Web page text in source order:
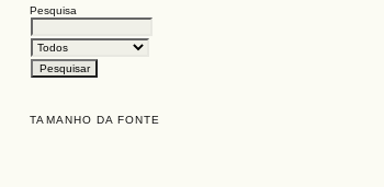
Pesquisa
TAMANHO DA FONTE